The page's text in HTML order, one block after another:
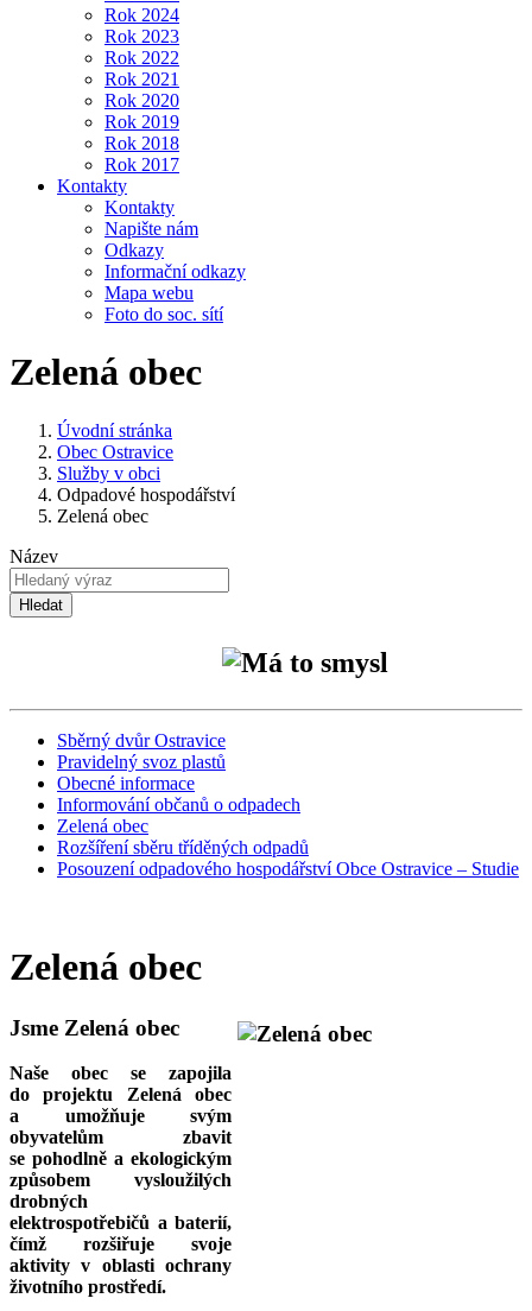
Rok 2024
Rok 2023
Rok 2022
Rok 2021
Rok 2020
Rok 2019
Rok 2018
Rok 2017
Kontakty
Kontakty
Napište nám
Odkazy
Informační odkazy
Mapa webu
Foto do soc. sítí
Zelená obec
Úvodní stránka
Obec Ostravice
Služby v obci
Odpadové hospodářství
Zelená obec
Název
Hledat
Sběrný dvůr Ostravice
Pravidelný svoz plastů
Obecné informace
Informování občanů o odpadech
Zelená obec
Rozšíření sběru tříděných odpadů
Posouzení odpadového hospodářství Obce Ostravice – Studie
Zelená obec
Jsme Zelená obec
Naše obec se zapojila
do projektu Zelená obec
a umožňuje svým
obyvatelům zbavit
se pohodlně a ekologickým
způsobem vysloužilých
drobných
elektrospotřebičů a baterií,
čímž rozšiřuje svoje
aktivity v oblasti ochrany
životního prostředí.